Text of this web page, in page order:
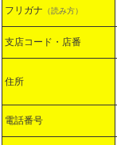
フリガナ （読み方）
支店コード・店番
住所
電話番号